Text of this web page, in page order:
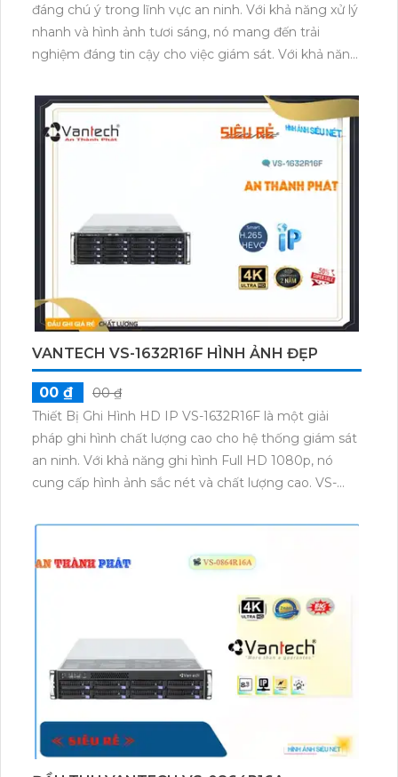
đáng chú ý trong lĩnh vực an ninh. Với khả năng xử lý
nhanh và hình ảnh tươi sáng, nó mang đến trải
nghiệm đáng tin cậy cho việc giám sát. Với khả năng
1664R32A cung cấp hình ảnh siêu sắc nét và chất
lượng Ultra 4K. Thiết bị này được trang bị 16 ổ cứng,
cho phép lưu trữ lớn với công nghệ ONVIF. Hơn nữa,
đầu ghi hình này được sử dụng cho dự án chuyên
dụng, hỗ trợ truyền tải nhanh với các định dạng nén
VANTECH VS-1632R16F HÌNH ẢNH ĐẸP
00 ₫
00 ₫
Thiết Bị Ghi Hình HD IP VS-1632R16F là một giải
pháp ghi hình chất lượng cao cho hệ thống giám sát
an ninh. Với khả năng ghi hình Full HD 1080p, nó
cung cấp hình ảnh sắc nét và chất lượng cao. VS-
thời trên tất cả các kênh. Nó được trang bị các tính
hỗ trợ các giao thức mạng phổ biến. VS-1632R16F là
một lựa chọn lý tưởng cho hệ thống giám sát an